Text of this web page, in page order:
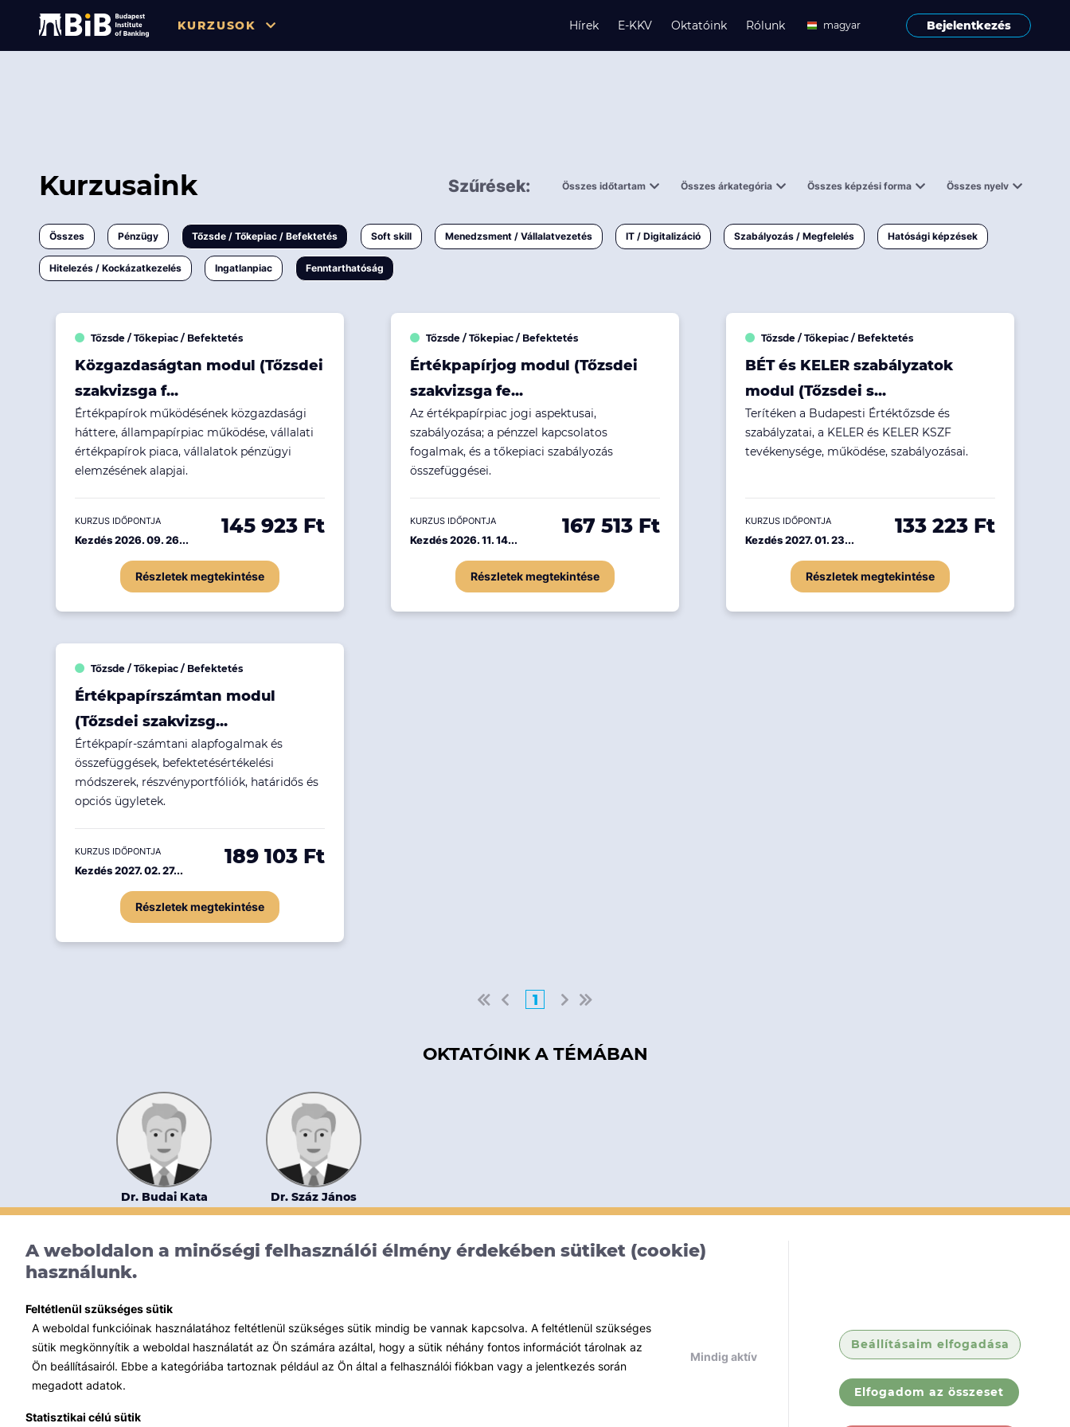
A weboldalon a minőségi felhasználói élmény érdekében sütiket (cookie)
használunk.
Feltétlenül szükséges sütik
A weboldal funkcióinak használatához feltétlenül szükséges sütik mindig be vannak kapcsolva. A feltétlenül szükséges
sütik megkönnyítik a weboldal használatát az Ön számára azáltal, hogy a sütik néhány fontos információt tárolnak az
Ön beállításairól. Ebbe a kategóriába tartoznak például az Ön által a felhasználói fiókban vagy a jelentkezés során
megadott adatok.
Mindig aktív
Statisztikai célú sütik
Beállításaim elfogadása
Elfogadom az összeset
KURZUSOK
IT / Digitalizáció
Szabályozás / Megfelelés
Hitelezés / Kockázatkezelés
Ingatlanpiac
Fenntarthatóság
Hírek E-KKV Oktatóink Rólunk
magyar
Bejelentkezés
Kurzusaink Szűrések:
Összes időtartam
1-3 napos
Összes árkategória
< 50 000 Ft
Összes képzési forma
Online
Vizsga / pótvizsga
Összes nyelv
magyar
Összes Pénzügy Tőzsde / Tőkepiac / Befektetés Soft skill Menedzsment / Vállalatvezetés IT / Digitalizáció Szabályozás / Megfelelés Hatósági képzések
Hitelezés / Kockázatkezelés Ingatlanpiac Fenntarthatóság
Tőzsde / Tőkepiac / Befektetés
Közgazdaságtan modul (Tőzsdei
szakvizsga f...
Értékpapírok működésének közgazdasági
háttere, állampapírpiac működése, vállalati
értékpapírok piaca, vállalatok pénzügyi
elemzésének alapjai.
KURZUS IDŐPONTJA
Kezdés 2026. 09. 26...
145 923 Ft
Részletek megtekintése
Tőzsde / Tőkepiac / Befektetés
Értékpapírjog modul (Tőzsdei
szakvizsga fe...
Az értékpapírpiac jogi aspektusai,
szabályozása; a pénzzel kapcsolatos
fogalmak, és a tőkepiaci szabályozás
összefüggései.
KURZUS IDŐPONTJA
Kezdés 2026. 11. 14...
167 513 Ft
Részletek megtekintése
Tőzsde / Tőkepiac / Befektetés
BÉT és KELER szabályzatok
modul (Tőzsdei s...
Terítéken a Budapesti Értéktőzsde és
szabályzatai, a KELER és KELER KSZF
tevékenysége, működése, szabályozásai.
KURZUS IDŐPONTJA
Kezdés 2027. 01. 23...
133 223 Ft
Részletek megtekintése
Tőzsde / Tőkepiac / Befektetés
Értékpapírszámtan modul
(Tőzsdei szakvizsg...
Értékpapír-számtani alapfogalmak és
összefüggések, befektetésértékelési
módszerek, részvényportfóliók, határidős és
opciós ügyletek.
KURZUS IDŐPONTJA
Kezdés 2027. 02. 27...
189 103 Ft
Részletek megtekintése
1
OKTATÓINK A TÉMÁBAN
Dr. Budai Kata
Gárdos Mosonyi Tomori
Dr. Száz János
Budapesti Corvinus